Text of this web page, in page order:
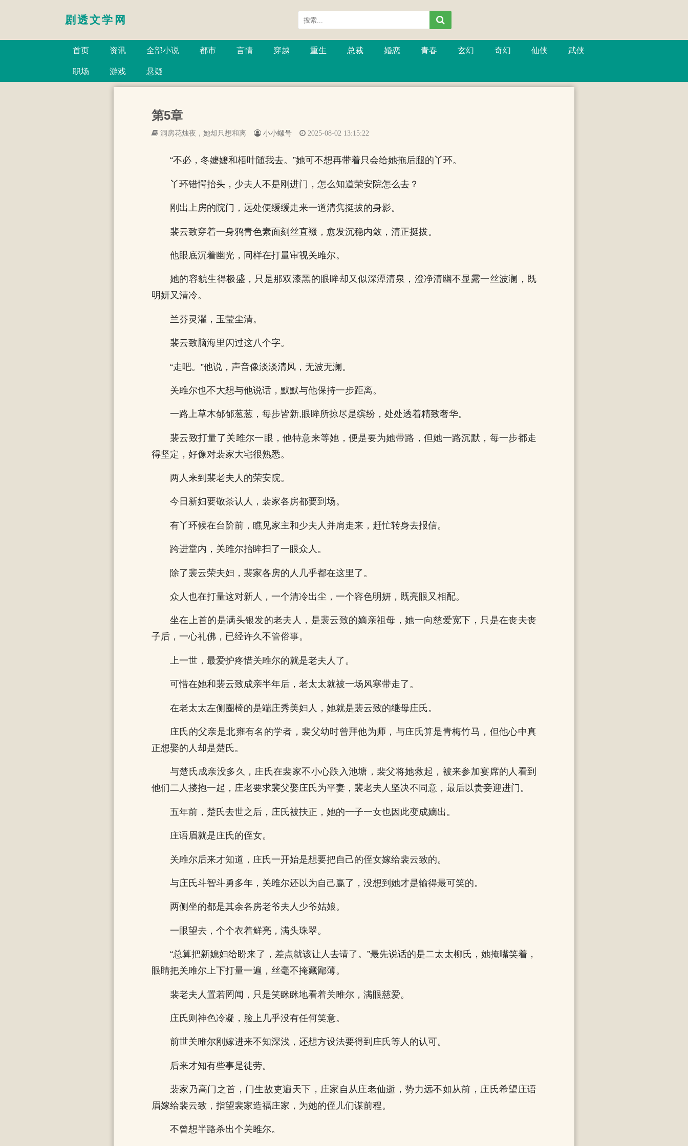
剧透文学网
首页 资讯 全部小说 都市 言情 穿越 重生 总裁 婚恋 青春 玄幻 奇幻 仙侠 武侠
职场 游戏 悬疑
第5章
洞房花烛夜，她却只想和离 小小螺号 2025-08-02 13:15:22
“不必，冬嬷嬷和梧叶随我去。”她可不想再带着只会给她拖后腿的丫环。
丫环错愕抬头，少夫人不是刚进门，怎么知道荣安院怎么去？
刚出上房的院门，远处便缓缓走来一道清隽挺拔的身影。
裴云致穿着一身鸦青色素面刻丝直裰，愈发沉稳内敛，清正挺拔。
他眼底沉着幽光，同样在打量审视关雎尔。
她的容貌生得极盛，只是那双漆黑的眼眸却又似深潭清泉，澄净清幽不显露一丝波澜，既
明妍又清冷。
兰芬灵濯，玉莹尘清。
裴云致脑海里闪过这八个字。
“走吧。”他说，声音像淡淡清风，无波无澜。
关雎尔也不大想与他说话，默默与他保持一步距离。
一路上草木郁郁葱葱，每步皆新,眼眸所掠尽是缤纷，处处透着精致奢华。
裴云致打量了关雎尔一眼，他特意来等她，便是要为她带路，但她一路沉默，每一步都走
得坚定，好像对裴家大宅很熟悉。
两人来到裴老夫人的荣安院。
今日新妇要敬茶认人，裴家各房都要到场。
有丫环候在台阶前，瞧见家主和少夫人并肩走来，赶忙转身去报信。
跨进堂内，关雎尔抬眸扫了一眼众人。
除了裴云荣夫妇，裴家各房的人几乎都在这里了。
众人也在打量这对新人，一个清冷出尘，一个容色明妍，既亮眼又相配。
坐在上首的是满头银发的老夫人，是裴云致的嫡亲祖母，她一向慈爱宽下，只是在丧夫丧
子后，一心礼佛，已经许久不管俗事。
上一世，最爱护疼惜关雎尔的就是老夫人了。
可惜在她和裴云致成亲半年后，老太太就被一场风寒带走了。
在老太太左侧圈椅的是端庄秀美妇人，她就是裴云致的继母庄氏。
庄氏的父亲是北雍有名的学者，裴父幼时曾拜他为师，与庄氏算是青梅竹马，但他心中真
正想娶的人却是楚氏。
与楚氏成亲没多久，庄氏在裴家不小心跌入池塘，裴父将她救起，被来参加宴席的人看到
他们二人搂抱一起，庄老要求裴父娶庄氏为平妻，裴老夫人坚决不同意，最后以贵妾迎进门。
五年前，楚氏去世之后，庄氏被扶正，她的一子一女也因此变成嫡出。
庄语眉就是庄氏的侄女。
关雎尔后来才知道，庄氏一开始是想要把自己的侄女嫁给裴云致的。
与庄氏斗智斗勇多年，关雎尔还以为自己赢了，没想到她才是输得最可笑的。
两侧坐的都是其余各房老爷夫人少爷姑娘。
一眼望去，个个衣着鲜亮，满头珠翠。
“总算把新媳妇给盼来了，差点就该让人去请了。”最先说话的是二太太柳氏，她掩嘴笑着，
眼睛把关雎尔上下打量一遍，丝毫不掩藏鄙薄。
裴老夫人置若罔闻，只是笑眯眯地看着关雎尔，满眼慈爱。
庄氏则神色冷凝，脸上几乎没有任何笑意。
前世关雎尔刚嫁进来不知深浅，还想方设法要得到庄氏等人的认可。
后来才知有些事是徒劳。
裴家乃高门之首，门生故吏遍天下，庄家自从庄老仙逝，势力远不如从前，庄氏希望庄语
眉嫁给裴云致，指望裴家造福庄家，为她的侄儿们谋前程。
不曾想半路杀出个关雎尔。